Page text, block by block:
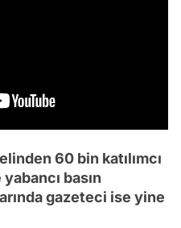
60 bin katılımcı
basın
gazeteci ise yine